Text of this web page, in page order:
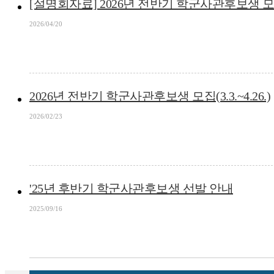
[설명회자료] 2026년 전반기 학군사관후보생 모
2026/04/20
2026년 전반기 학군사관후보생 모집(3.3.~4.26.)
2026/02/23
'25년 후반기 학군사관후보생 선발 안내
2025/09/16